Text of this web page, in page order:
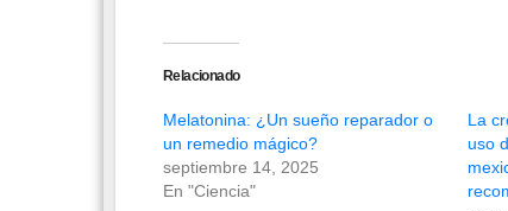
Relacionado
Melatonina: ¿Un sueño reparador o
un remedio mágico?
septiembre 14, 2025
En "Ciencia"
La
uso